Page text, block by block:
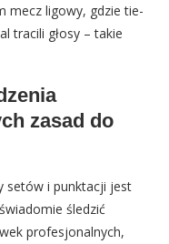
mecz ligowy, gdzie tie-
tracili głosy – takie
zasad do
setów i punktacji jest
śledzić
profesjonalnych,